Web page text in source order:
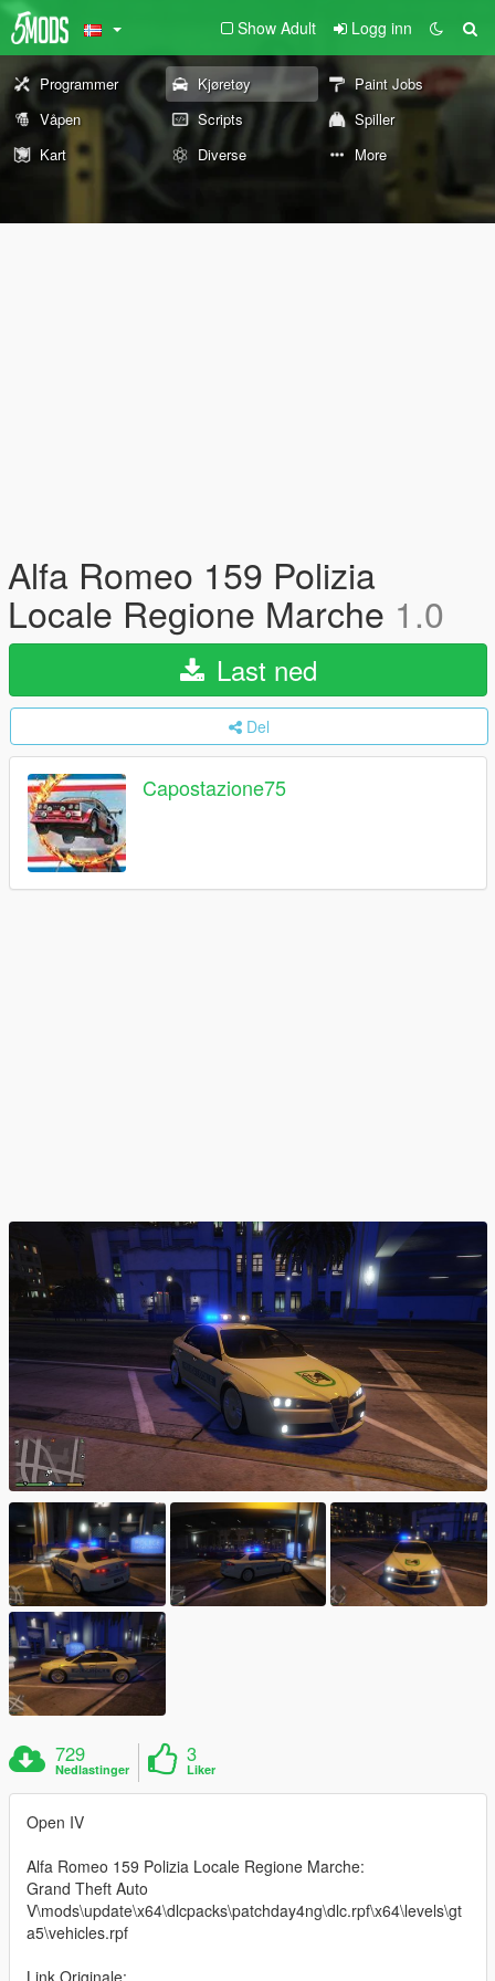
Show Adult Logg inn
Programmer Kjøretøy
Paint Jobs
Våpen
Scripts
Spiller
Kart
Diverse More
Alfa Romeo 159 Polizia
Locale Regione Marche 1.0
Last ned
Del
Capostazione75
729
Nedlastinger
3
Liker
Open IV
Alfa Romeo 159 Polizia Locale Regione Marche:
Grand Theft Auto
V\mods\update\x64\dlcpacks\patchday4ng\dlc.rpf\x64\levels\gt
a5\vehicles.rpf